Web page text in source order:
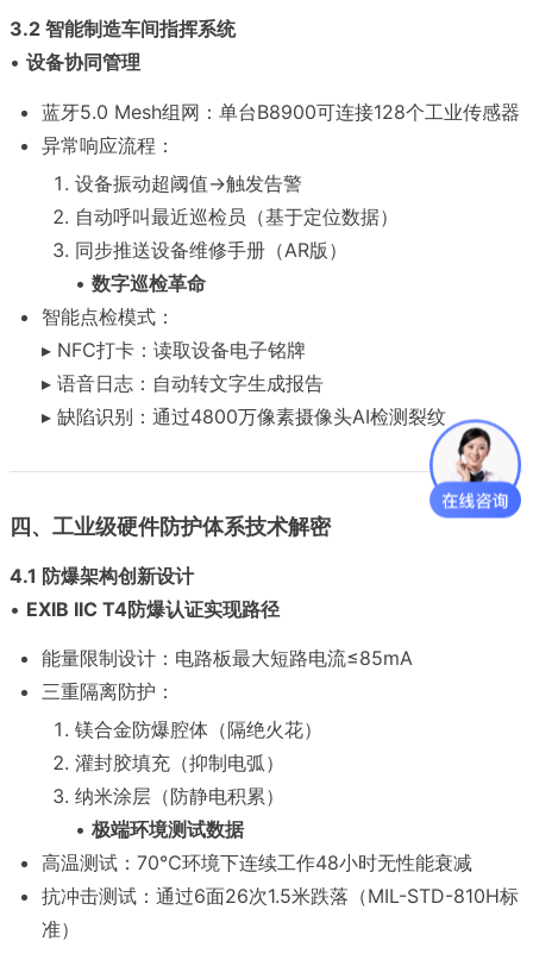
3.2 智能制造车间指挥系统
• 设备协同管理
蓝牙5.0 Mesh组网：单台B8900可连接128个工业传感器
异常响应流程：
设备振动超阈值→触发告警
自动呼叫最近巡检员（基于定位数据）
同步推送设备维修手册（AR版）
• 数字巡检革命
智能点检模式：
▸ NFC打卡：读取设备电子铭牌
▸ 语音日志：自动转文字生成报告
▸ 缺陷识别：通过4800万像素摄像头AI检测裂纹
四、工业级硬件防护体系技术解密
4.1 防爆架构创新设计
• EXIB IIC T4防爆认证实现路径
能量限制设计：电路板最大短路电流≤85mA
三重隔离防护：
镁合金防爆腔体（隔绝火花）
灌封胶填充（抑制电弧）
纳米涂层（防静电积累）
• 极端环境测试数据
高温测试：70℃环境下连续工作48小时无性能衰减
抗冲击测试：通过6面26次1.5米跌落（MIL-STD-810H标
准）